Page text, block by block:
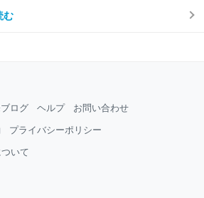
む
ログ ヘルプ お問い合わせ
プライバシーポリシー
いて